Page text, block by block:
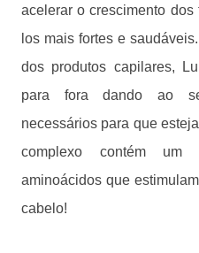
acelerar o crescimento
los mais fortes e
dos produtos capilares,
para fora dando ao
necessários para que
complexo contém
aminoácidos que
cabelo!